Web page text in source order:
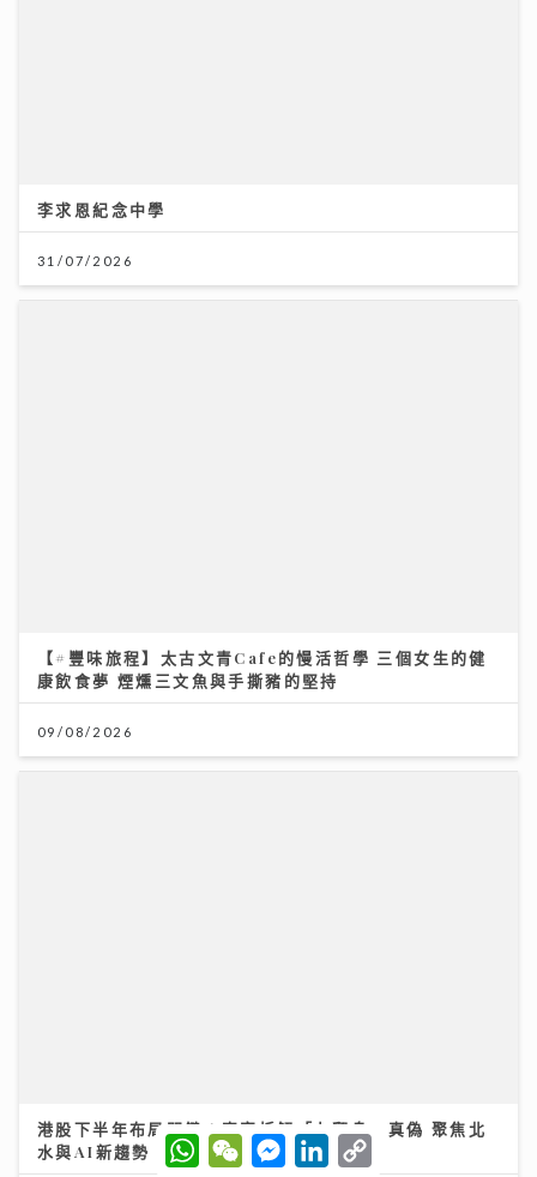
李求恩紀念中學
31/07/2026
【#豐味旅程】太古文青Cafe的慢活哲學 三個女生的健
康飲食夢 煙燻三文魚與手撕豬的堅持
09/08/2026
港股下半年布局關鍵：專家拆解「七翻身」真偽 聚焦北
水與AI新趨勢
W
h
W
e
M
e
L